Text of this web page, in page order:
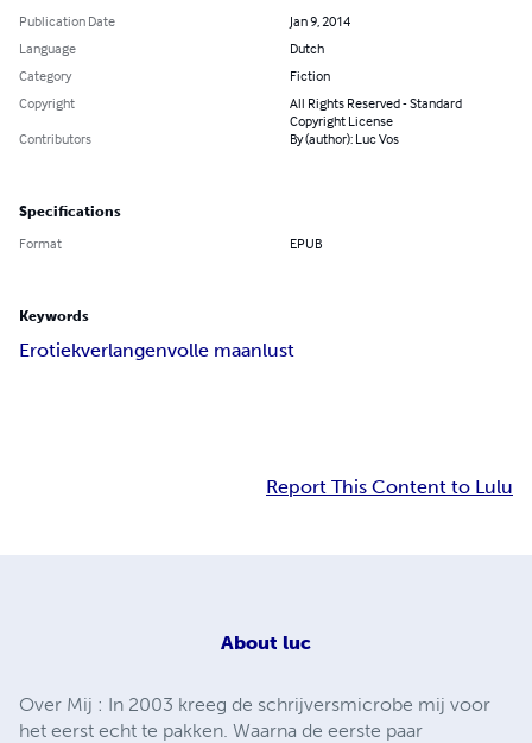
Publication Date
Jan 9, 2014
Language
Dutch
Category
Fiction
Copyright
All Rights Reserved - Standard
Copyright License
Contributors
By (author): Luc Vos
Specifications
Format EPUB
Keywords
Erotiekverlangenvolle maanlust
Report This Content to Lulu
About luc
Over Mij : In 2003 kreeg de schrijversmicrobe mij voor
het eerst echt te pakken. Waarna de eerste paar